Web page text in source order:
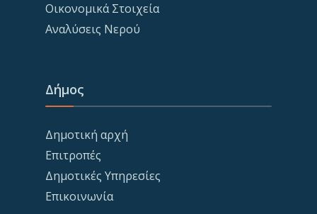
Οικονομικά Στοιχεία
Αναλύσεις Νερού
Δήμος
Δημοτική αρχή
Επιτροπές
Δημοτικές Υπηρεσίες
Επικοινωνία